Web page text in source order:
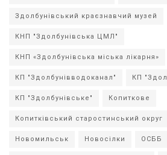
Здолбунівський краєзнавчий музей
КНП "Здолбунівська ЦМЛ"
КНП «Здолбунівська міська лікарня»
КП "Здолбунівводоканал" КП
КП "Здолбунівське" Копиткове
Копитківський старостинський округ
Новомильськ Новосілки ОСББ